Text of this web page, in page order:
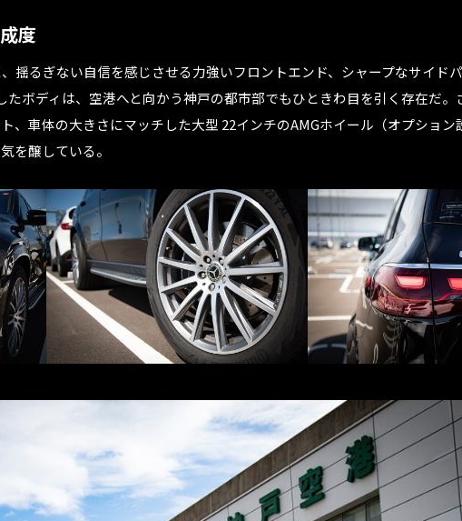
度
揺るぎない自信を感じさせる力強いフロントエンド、シャープなサイド
ボディは、空港へと向かう神戸の都市部でもひときわ目を引く存在だ。
、車体の大きさにマッチした大型 22インチのAMGホイール（オプション
を醸している。